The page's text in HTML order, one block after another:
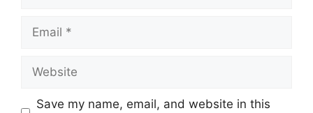
Save my name, email, and website in this